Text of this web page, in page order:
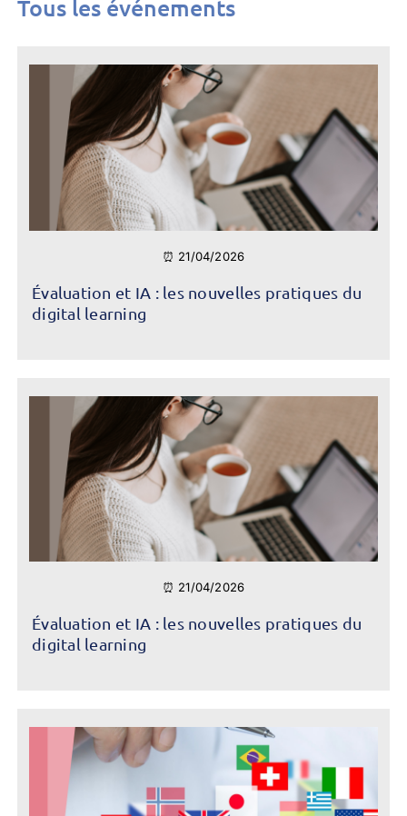
Tous les événements
⏰ 21/04/2026
Évaluation et IA : les nouvelles pratiques du
digital learning
⏰ 21/04/2026
Évaluation et IA : les nouvelles pratiques du
digital learning